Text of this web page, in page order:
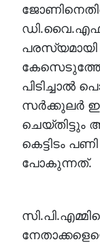
പരസ്യമായി
പിടിച്ചാല്‍
സര്‍ക്കുലര്‍
ചെയ്തിട്ടും
കെട്ടിടം
പോകുന്നത്.